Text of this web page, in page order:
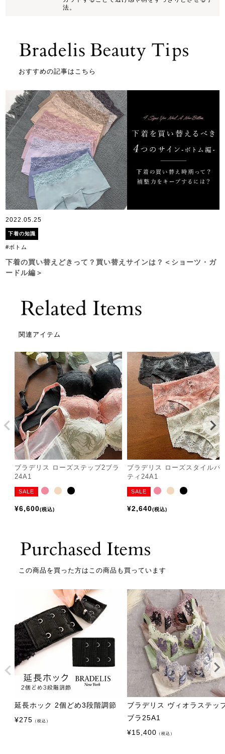
法。
おすすめの記事はこちら
2022.05.25
下着の知識
#ボトム
下着の買い替えどきって？買い替えサインは？＜ショーツ・ガ
ードル編＞
関連アイテム
ブラデリス ローズステップ2ブラ
24A1
SALE
¥6,600 税込
ブラデリス ローズスタイルパ
ティ24A1
SALE
¥2,640 税込
この商品を買った方はこの商品も買っています
延長ホック 2個どめ3段階調節
¥275 （税込）
ブラデリス ヴィオラステッ
ブラ25A1
¥15,400 （税込）